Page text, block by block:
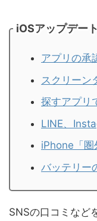
iOSアップデー
アプリの承
スクリーン
探すアプリ
LINE、
iPhone「圏
バッテリー
SNSの口コミなど